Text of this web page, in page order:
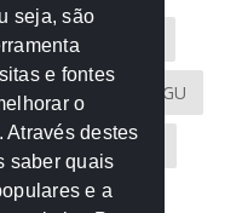
AMM
MT CGU
MT MPE-MT
PGE-MT PGR
seja, são
e fontes
o
Através destes
saber quais
e a